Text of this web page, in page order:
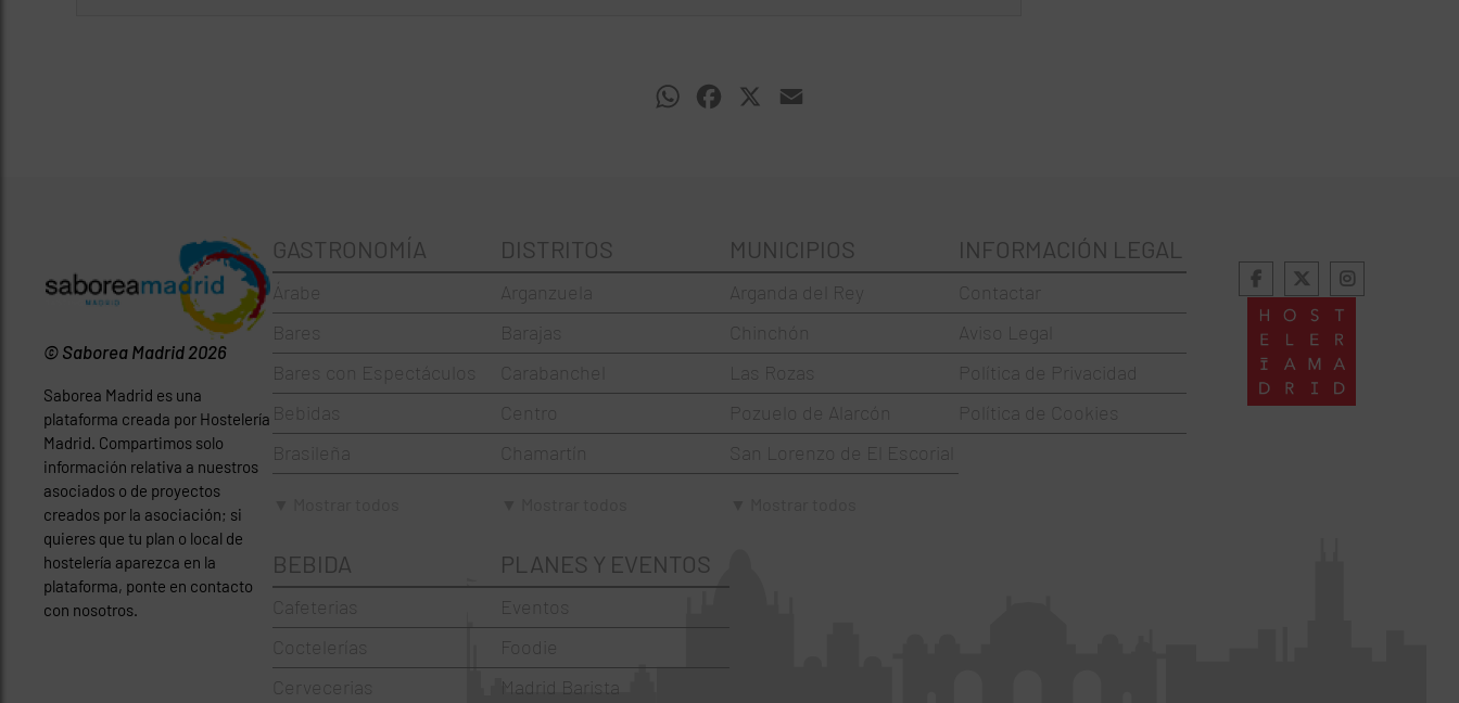
WhatsAppFacebook
© Saborea Madrid 2026
Saborea Madrid es una
plataforma creada por Hostelería
Madrid. Compartimos solo
información relativa a nuestros
asociados o de proyectos
creados por la asociación; si
quieres que tu plan o local de
hostelería aparezca en la
plataforma, ponte en contacto
con nosotros.
GASTRONOMÍA
Árabe
Bares
Bares con Espectáculos
Bebidas
Brasileña
Cervecerías
Chinos
Coctelerías
Española
BEBIDA
Cafeterias
Coctelerías
Cervecerias
DISTRITOS
Arganzuela
Barajas
Carabanchel
Centro
Chamartín
Fuencarral-El Pardo
Hortaleza
La Latina
Moncloa-Aravaca
PLANES Y EVENTOS
Eventos
Foodie
Madrid Barista
MUNICIPIOS
Arganda del Rey
Chinchón
Las Rozas
Pozuelo de Alarcón
San Lorenzo de El Escorial
INFORMACIÓN LEGAL
Contactar
Aviso Legal
Política de Privacidad
Política de Cookies